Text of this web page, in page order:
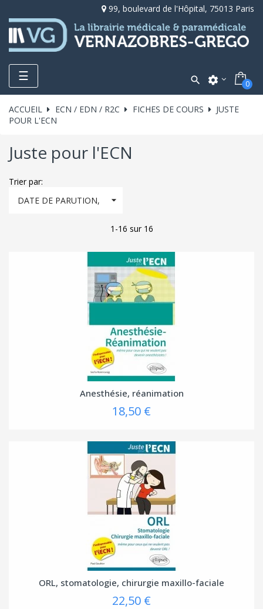
99, boulevard de l'Hôpital, 75013 Paris
Toggle
navigation
☰  settings 0
ACCUEIL ECN / EDN / R2C FICHES DE COURS
JUSTE
POUR L'ECN
Juste pour l'ECN
Trier par:
DATE DE PARUTION,

1-16 sur 16
Anesthésie, réanimation
18,50 €
ORL, stomatologie, chirurgie maxillo-faciale
22,50 €